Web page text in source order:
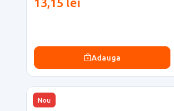
Adauga
Nou